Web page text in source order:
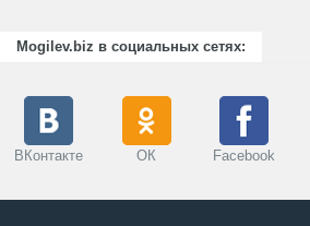
Mogilev.biz в социальных сетях:
ВКонтакте ОК Facebook